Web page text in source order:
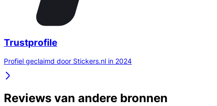
Trustprofile
Profiel geclaimd door Stickers.nl in 2024
Reviews van andere bronnen